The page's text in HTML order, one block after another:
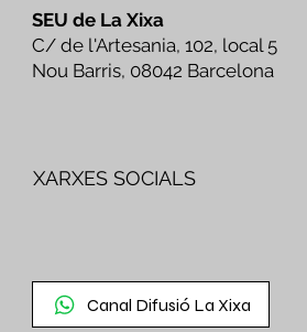
SEU de La Xixa
C/ de l'Artesania, 102, local 5
Nou Barris, 08042 Barcelona
XARXES SOCIALS
Canal Difusió La Xixa